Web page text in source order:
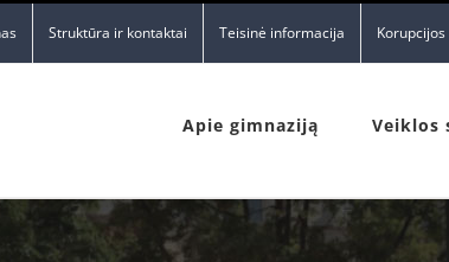
Struktūra ir kontaktai Teisinė informacija
Apie gimnaziją Veiklos